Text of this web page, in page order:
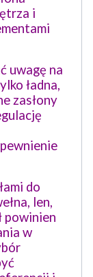
i
uwagę na
ładna,
zasłony
do
len,
powinien
w